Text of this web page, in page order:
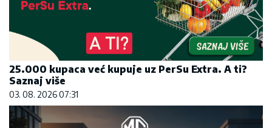
25.000 kupaca već kupuje uz PerSu Extra. A ti?
Saznaj više
03. 08. 2026 07:31